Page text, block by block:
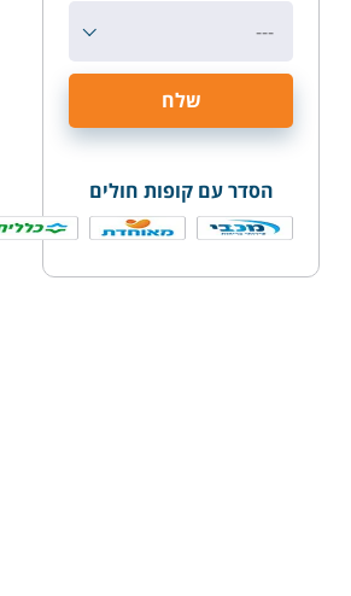
---
הסדר עם קופות חולים